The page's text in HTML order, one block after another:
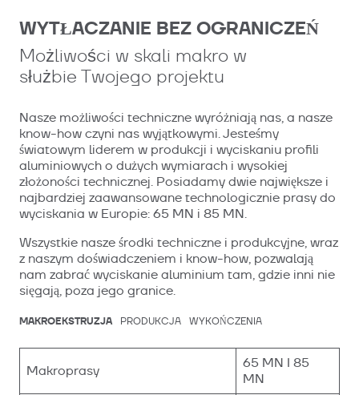
WYTŁACZANIE BEZ OGRANICZEŃ
Możliwości w skali makro w
służbie Twojego projektu
Nasze możliwości techniczne wyróżniają nas, a nasze
know-how czyni nas wyjątkowymi. Jesteśmy
światowym liderem w produkcji i wyciskaniu profili
aluminiowych o dużych wymiarach i wysokiej
złożoności technicznej. Posiadamy dwie największe i
najbardziej zaawansowane technologicznie prasy do
wyciskania w Europie: 65 MN i 85 MN.
Wszystkie nasze środki techniczne i produkcyjne, wraz
z naszym doświadczeniem i know-how, pozwalają
nam zabrać wyciskanie aluminium tam, gdzie inni nie
sięgają, poza jego granice.
MAKROEKSTRUZJA PRODUKCJA WYKOŃCZENIA
Makroprasy
65 MN I 85
MN